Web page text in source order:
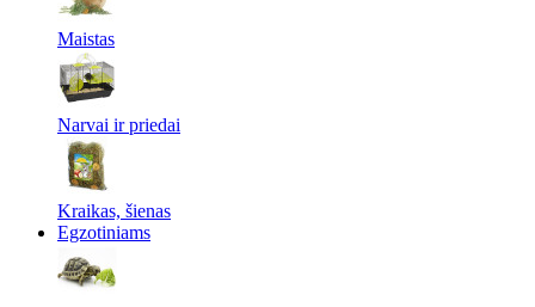
Maistas
Narvai ir priedai
Kraikas, šienas
Egzotiniams